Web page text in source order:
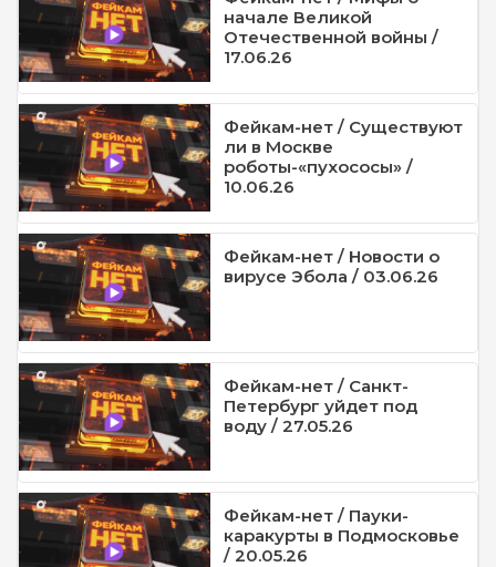
начале Великой
Отечественной войны /
17.06.26
Фейкам-нет / Существуют
ли в Москве
роботы-«пухососы» /
10.06.26
Фейкам-нет / Новости о
вирусе Эбола / 03.06.26
Фейкам-нет / Санкт-
Петербург уйдет под
воду / 27.05.26
Фейкам-нет / Пауки-
каракурты в Подмосковье
/ 20.05.26